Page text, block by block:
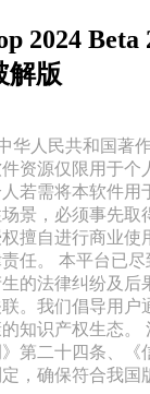
2024 Beta
解版
华人民共和国著
资源仅限用于个
若需将本软件用
景，必须事先取
擅自进行商业使
任。 本平台已尽
的法律纠纷及后
。我们倡导用户
知识产权生态。
》第二十四条、
，确保符合我国